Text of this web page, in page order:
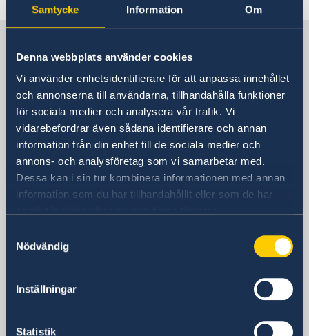
Samtycke Information Om
Denna webbplats använder cookies
Vi använder enhetsidentifierare för att anpassa innehållet
och annonserna till användarna, tillhandahålla funktioner
för sociala medier och analysera vår trafik. Vi
vidarebefordrar även sådana identifierare och annan
information från din enhet till de sociala medier och
annons- och analysföretag som vi samarbetar med.
Dessa kan i sin tur kombinera informationen med annan
information som du har tillhandahållit eller som de har
Nödvändig
Inställningar
Statistik
Sveriges ambassad
Besöksadress
Olga Cossettini 731, våning 2
Buenos Aires
Postadress
Embajada de Suecia
Aires
Argentina
+54 11 4319-5100
+54 11 4319 5199